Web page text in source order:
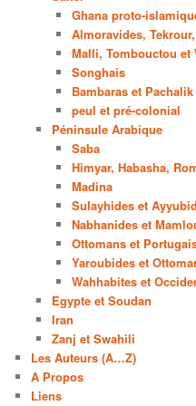
Ghana proto-
Almoravides,
Malli, Tombouctou et
Songhais
Bambaras et
peul et pré-colonial
Péninsule Arabique
Saba
Himyar, Habasha,
Madina
Sulayhides et
Nabhanides et
Ottomans et
Yaroubides et
Wahhabites et
Egypte et Soudan
Iran
Zanj et Swahili
Les Auteurs (A…Z)
A Propos
Liens